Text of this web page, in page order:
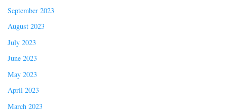
September 2023
August 2023
July 2023
June 2023
May 2023
April 2023
March 2023